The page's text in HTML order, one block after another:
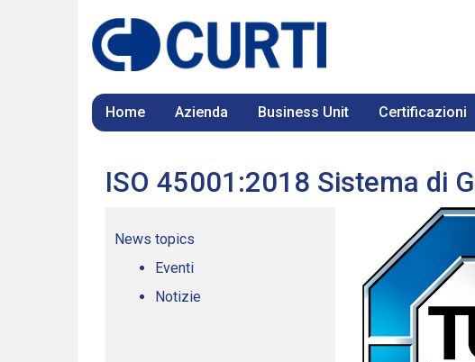
Home Azienda Business Unit Certificazioni
ISO 45001:2018 Sistema di
News topics
Eventi
Notizie